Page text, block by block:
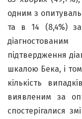
одним з
та в 14 (8,4%)
підтвердження
шкалою Бека, і
кількість
виявленим за
спостерігалися